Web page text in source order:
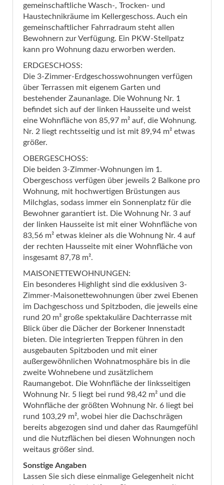
gemeinschaftliche Wasch-, Trocken- und
Haustechnikräume im Kellergeschoss. Auch ein
gemeinschaftlicher Fahrradraum steht allen
Bewohnern zur Verfügung. Ein PKW-Stellpatz
kann pro Wohnung dazu erworben werden.
ERDGESCHOSS:
Die 3-Zimmer-Erdgeschosswohnungen verfügen
über Terrassen mit eigenem Garten und
bestehender Zaunanlage. Die Wohnung Nr. 1
befindet sich auf der linken Hausseite und weist
eine Wohnfläche von 85,97 m² auf, die Wohnung.
Nr. 2 liegt rechtsseitig und ist mit 89,94 m² etwas
größer.
OBERGESCHOSS:
Die beiden 3-Zimmer-Wohnungen im 1.
Obergeschoss verfügen über jeweils 2 Balkone pro
Wohnung, mit hochwertigen Brüstungen aus
Milchglas, sodass immer ein Sonnenplatz für die
Bewohner garantiert ist. Die Wohnung Nr. 3 auf
der linken Hausseite ist mit einer Wohnfläche von
83,56 m² etwas kleiner als die Wohnung Nr. 4 auf
der rechten Hausseite mit einer Wohnfläche von
insgesamt 87,78 m².
MAISONETTEWOHNUNGEN:
Ein besonderes Highlight sind die exklusiven 3-
Zimmer-Maisonettewohnungen über zwei Ebenen
im Dachgeschoss und Spitzboden, die jeweils eine
rund 20 m² große spektakuläre Dachterrasse mit
Blick über die Dächer der Borkener Innenstadt
bieten. Die integrierten Treppen führen in den
ausgebauten Spitzboden und mit einer
außergewöhnlichen Wohnatmosphäre bis in die
zweite Wohnebene und zusätzlichem
Raumangebot. Die Wohnfläche der linksseitigen
Wohnung Nr. 5 liegt bei rund 98,42 m² und die
Wohnfläche der größten Wohnung Nr. 6 liegt bei
rund 103,29 m², wobei hier die Dachschrägen
bereits abgezogen sind und daher das Raumgefühl
und die Nutzflächen bei diesen Wohnungen noch
weitaus größer sind.
Sonstige Angaben
Lassen Sie sich diese einmalige Gelegenheit nicht